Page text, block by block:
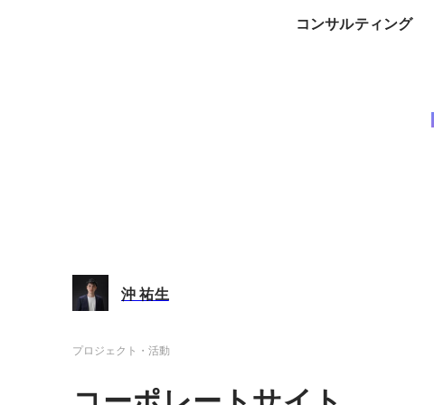
コンサルティング
沖 祐生
プロジェクト・活動